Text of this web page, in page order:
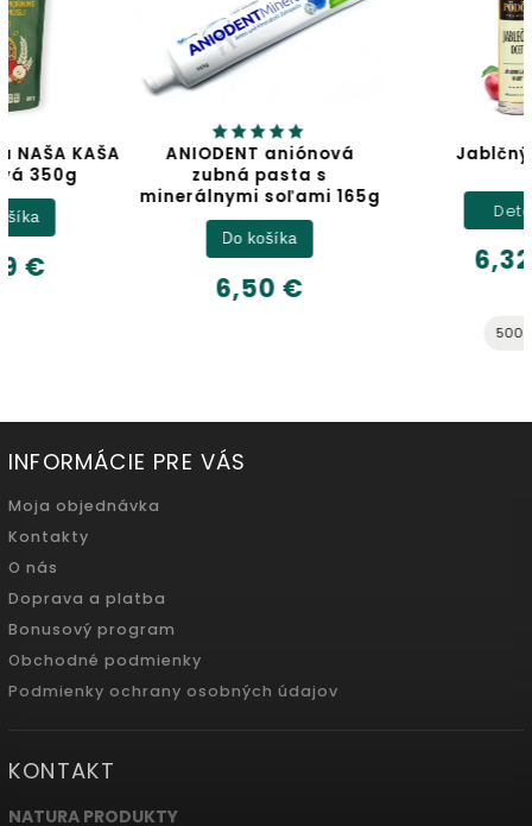
ANIODENT aniónová
zubná pasta s
minerálnymi soľami 165g
Jablčný ocot
Detail
INFORMÁCIE PRE VÁS
Moja objednávka
Kontakty
O nás
Doprava a platba
Bonusový program
Obchodné podmienky
Podmienky ochrany osobných údajov
KONTAKT
NATURA PRODUKTY